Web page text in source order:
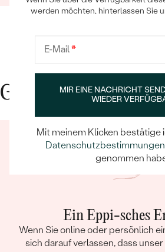
Gute Gründe für
Ein Eppi-sches
Wenn Sie online oder persönlich
sich darauf verlassen, dass
werden möchten, hinterlassen Sie
E-Mail*
MIR EINE NACHRICHT
WIEDER
Mit meinem Klicken bestätige
Datenschutzbestimmungen
genommen